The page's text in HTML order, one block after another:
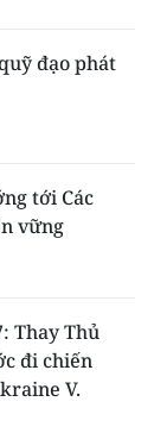
đạo phát
tới Các
vững
Thay Thủ
đi chiến
V.